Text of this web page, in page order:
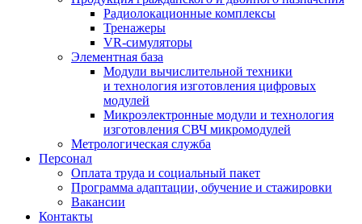
Радиолокационные комплексы
Тренажеры
VR-симуляторы
Элементная база
Модули вычислительной техники
и технология изготовления цифровых
модулей
Микроэлектронные модули и технология
изготовления СВЧ микромодулей
Метрологическая служба
Персонал
Оплата труда и социальный пакет
Программа адаптации, обучение и стажировки
Вакансии
Контакты